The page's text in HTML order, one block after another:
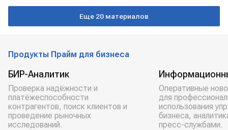
Торги
Индексы
Еще 20 материалов
Продукты Прайм для бизнеса
БИР-Аналитик
Проверка надёжности и
платёжеспособности
контрагентов, поиск клиентов и
проведение рыночных
исследований.
Оперативные
для
использования
бизнеса,
пресс-службами.